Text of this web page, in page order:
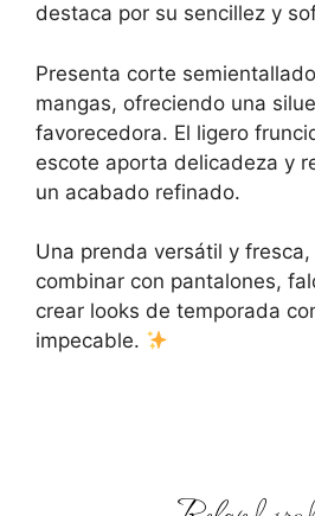
destaca por su sencillez y
Presenta corte
mangas, ofreciendo una
favorecedora. El ligero
escote aporta delicadeza y
un acabado refinado.
Una prenda versátil y
combinar con pantalones,
crear looks de temporada
impecable.